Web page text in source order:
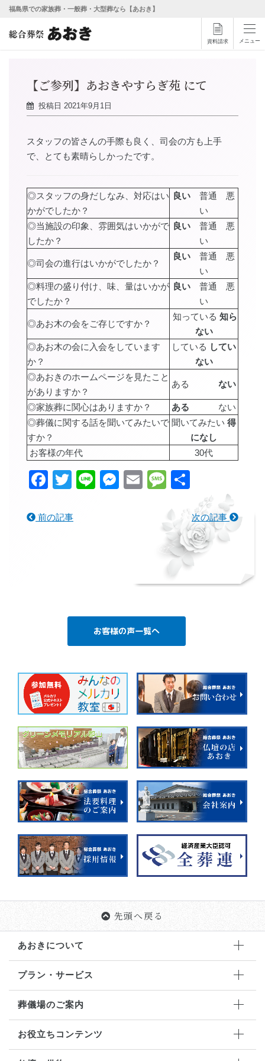
福島県での家族葬・一般葬・大型葬なら【あおき】
資料請求 メニュー
【ご参列】あおきやすらぎ苑 にて
投稿日 2021年9月1日
スタッフの皆さんの手際も良く、司会の方も上手
で、とても素晴らしかったです。
◎スタッフの身だしなみ、対応はい
かがでしたか？
良い 普通 悪
い
◎当施設の印象、雰囲気はいかがで
したか？
良い 普通 悪
い
◎司会の進行はいかがでしたか？
良い 普通 悪
い
◎料理の盛り付け、味、量はいかが
でしたか？
良い 普通 悪
い
◎あお木の会をご存じですか？
知っている 知ら
ない
◎あお木の会に入会をしています
か？
している してい
ない
◎あおきのホームページを見たこと
がありますか？
ある ない
◎家族葬に関心はありますか？ ある ない
◎葬儀に関する話を聞いてみたいで
すか？
聞いてみたい 得
になし
お客様の年代
30代
Facebook
Twitter
LineMessenger
EmailMessage
有
前の記事 次の記事
お客様の声一覧へ
先頭へ戻る
あおきについて
プラン・サービス
葬儀場のご案内
お役立ちコンテンツ